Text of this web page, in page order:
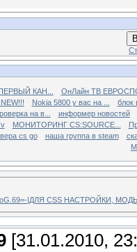
КАН...
ОнЛайн ТВ
Nokia 5800 у вас на ...
блок
на в...
информер новостей
МОНИТОРИНГ CS:SOURCE...
cs go наша группа в steam
|ДЛЯ CSS НАСТРОЙКИ,
[31.01.2010,